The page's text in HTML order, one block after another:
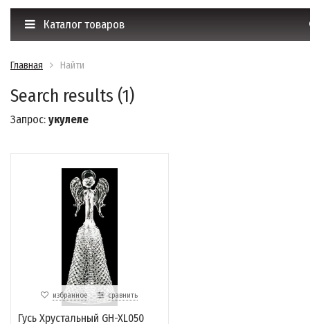
Каталог товаров
Главная Найти
Search results (1)
Запрос: укулеле
избранное сравнить
Гусь Хрустальный GH-XL050